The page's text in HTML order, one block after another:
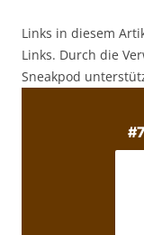
Links in diesem
Links. Durch die
Sneakpod